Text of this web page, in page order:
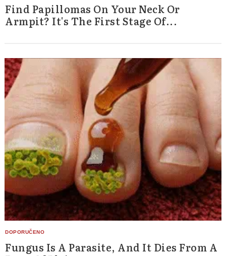
Find Papillomas On Your Neck Or
Armpit? It's The First Stage Of...
Fungus Is A Parasite, And It Dies From A